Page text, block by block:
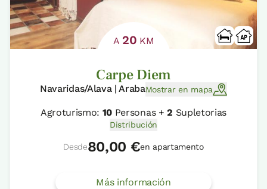
A 20 KM
Carpe Diem
Navaridas/Alava | ArabaMostrar en mapa
Agroturismo: 10 Personas +2 Supletorias
Distribución
Desde80,00 €en apartamento
Más información